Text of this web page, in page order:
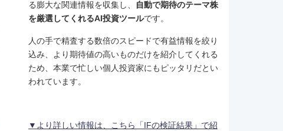
る膨大な関連情報を収集し、
自動で期待のテーマ株
を厳選してくれるAI投資ツールです。
人の手で精査する数倍のスピードで有益情報を絞り
込み、より期待値の高いものだけを紹介してくれる
ため、本業で忙しい個人投資家にもピッタリだとい
われています。
▼より詳しい情報は、こちら「IFの検証結果」で紹